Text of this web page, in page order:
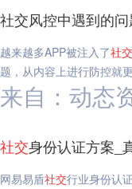
社交风控中遇到的
越来越多APP被注入了社交
题，从内容上进行防控就
来自：动态
社交身份认证方案_
网易易盾社交行业身份认